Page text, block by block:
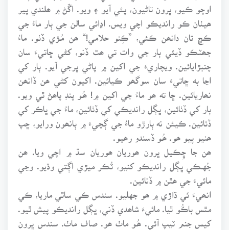
اوچو ڪيو، ڀرون تاڻيون، پئي آيو ۽ ويو. اڱڻ ۾ ھلندي پير
ھيٺان ڪو رانديڪو اچي ويس. اڍائي سالن جي ٻار ماءُ جي
ڪڇ تان دانھن ڪئي، ”ڪِنو حلامي!“ ھن مُـڙي ڏٺو. ماءُ
جھٽڪو ڏيئي ٻار جي وات تي ھٿ ڏنو، کڻي ڇاتيءَ سان
چنبڙايائين. ويچاريءَ جي اکين ۾ پاڻي ڀرجي آيو. ٻار کي
اڃا به ڇاتيءَ سان سوگھو ڪيائين. اکيون کڻي ھن ڏانھن
نھاريائين. ڇا ته ھو ماءُ جي اکين ۾! ھُـو پنڊ پاھڻ ٿي ويو.
ٻار کي ڏٺائين، ڀڳل رانديڪي کي ڏٺائين، ماءُ جي ڀاڪر کي
ڏٺائين. ڪيئن نه ٻارڙو ماءُ جي ڳچيءَ ۾ ٻانھون ورايو، ڇپ
ھنيو پيو ھو. ھُـو ڏسندو رھيو.
ھن جا ڇِڪيل ڀرون ھوريان ھوريان سڌ ۾ اچي ويا. ھن
جُهـڪي ڀڳل رانديڪو کنيو، ٽُڪر ميڙي اڳتي وڌيو. وڃي
مائيءَ جي ھٿن ۾ ڏنائين.
انھيءَ ئي ڌاڙي ۾ ھو جهليو. سندس ڪي ساٿي ماريا، ڪي
مٿس باڪُو ٿيا. مائيءَ شاھدي ڏني، ڀڳل رانديڪو پيش ٿيو.
کيس جنم ٽيپ آئي. ھُـو ماٺ ھو. صاف ماٺ. سندس ڀرون